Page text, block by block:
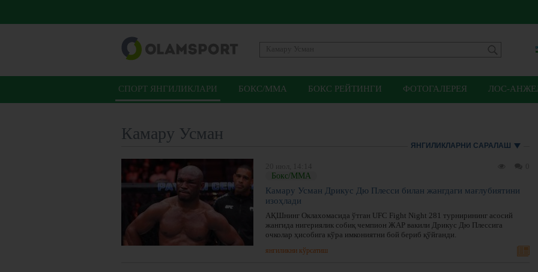
СПОРТ ЯНГИЛИКЛАРИ БОКС/ММА БОКС РЕЙТИНГИ ФОТОГАЛЕРЕЯ ЛОС-
Камару Усман
ЯНГИЛИКЛАРНИ САРАЛАШ
Бокс/ММА
Камару Усман Дрикус Дю Плесси билан жангдаги мағлубиятини
изоҳлади
АҚШнинг Оклахомасида ўтган UFC Fight Night 281 турнирининг асосий
жангида нигериялик собиқ чемпион ЖАР вакили Дрикус Дю Плессига
очколар ҳисобига кўра имкониятни бой бериб қўйганди.
янгиликни кўрсатиш